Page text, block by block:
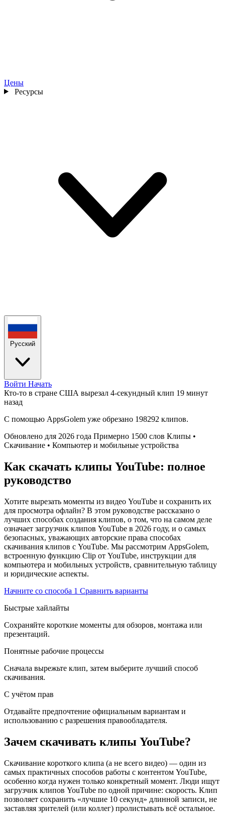
Цены
Ресурсы
Русский
Войти Начать
Кто-то в стране США вырезал 4-секундный клип 19 минут
назад
С помощью AppsGolem уже обрезано 198292 клипов.
Обновлено для 2026 года Примерно 1500 слов Клипы •
Скачивание • Компьютер и мобильные устройства
Как скачать клипы YouTube: полное
руководство
Хотите вырезать моменты из видео YouTube и сохранить их
для просмотра офлайн? В этом руководстве рассказано о
лучших способах создания клипов, о том, что на самом деле
означает загрузчик клипов YouTube в 2026 году, и о самых
безопасных, уважающих авторские права способах
скачивания клипов с YouTube. Мы рассмотрим AppsGolem,
встроенную функцию Clip от YouTube, инструкции для
компьютера и мобильных устройств, сравнительную таблицу
и юридические аспекты.
Начните со способа 1 Сравнить варианты
Быстрые хайлайты
Сохраняйте короткие моменты для обзоров, монтажа или
презентаций.
Понятные рабочие процессы
Сначала вырежьте клип, затем выберите лучший способ
скачивания.
С учётом прав
Отдавайте предпочтение официальным вариантам и
использованию с разрешения правообладателя.
Зачем скачивать клипы YouTube?
Скачивание короткого клипа (а не всего видео) — один из
самых практичных способов работы с контентом YouTube,
особенно когда нужен только конкретный момент. Люди ищут
загрузчик клипов YouTube по одной причине: скорость. Клип
позволяет сохранить «лучшие 10 секунд» длинной записи, не
заставляя зрителей (или коллег) пролистывать всё остальное.